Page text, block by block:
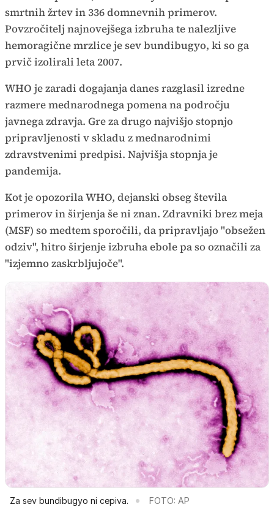
smrtnih žrtev in 336 domnevnih primerov.
Povzročitelj najnovejšega izbruha te nalezljive
hemoragične mrzlice je sev bundibugyo, ki so ga
prvič izolirali leta 2007.
WHO je zaradi dogajanja danes razglasil izredne
razmere mednarodnega pomena na področju
javnega zdravja. Gre za drugo najvišjo stopnjo
pripravljenosti v skladu z mednarodnimi
zdravstvenimi predpisi. Najvišja stopnja je
pandemija.
Kot je opozorila WHO, dejanski obseg števila
primerov in širjenja še ni znan. Zdravniki brez meja
(MSF) so medtem sporočili, da pripravljajo "obsežen
odziv", hitro širjenje izbruha ebole pa so označili za
"izjemno zaskrbljujoče".
Za sev bundibugyo ni cepiva. FOTO: AP